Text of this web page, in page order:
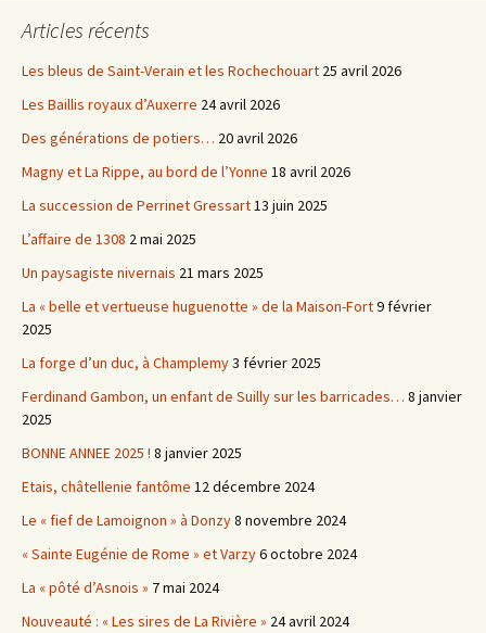
Articles récents
Les bleus de Saint-Verain et les Rochechouart 25 avril 2026
Les Baillis royaux d’Auxerre 24 avril 2026
Des générations de potiers… 20 avril 2026
Magny et La Rippe, au bord de l’Yonne 18 avril 2026
La succession de Perrinet Gressart13 juin 2025
L’affaire de 1308 2 mai 2025
Un paysagiste nivernais 21 mars 2025
La « belle et vertueuse huguenotte » de la Maison-Fort9 février
2025
La forge d’un duc, à Champlemy3 février 2025
Ferdinand Gambon, un enfant de Suilly sur les barricades… 8 janvier
2025
BONNE ANNEE 2025 ! 8 janvier 2025
Etais, châtellenie fantôme 12 décembre 2024
Le « fief de Lamoignon » à Donzy8 novembre 2024
« Sainte Eugénie de Rome » et Varzy6 octobre 2024
La « pôté d’Asnois » 7 mai 2024
Nouveauté : « Les sires de La Rivière » 24 avril 2024